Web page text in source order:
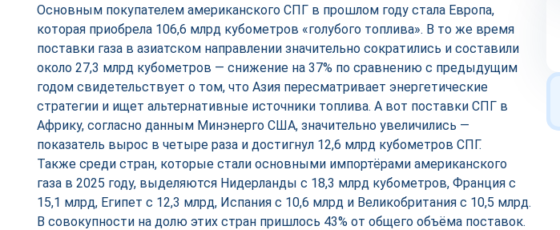
Основным покупателем американского СПГ в прошлом году стала Европа,
которая приобрела 106,6 млрд кубометров «голубого топлива». В то же время
поставки газа в азиатском направлении значительно сократились и составили
около 27,3 млрд кубометров — снижение на 37% по сравнению с предыдущим
годом свидетельствует о том, что Азия пересматривает энергетические
стратегии и ищет альтернативные источники топлива. А вот поставки СПГ в
Африку, согласно данным Минэнерго США, значительно увеличились —
показатель вырос в четыре раза и достигнул 12,6 млрд кубометров СПГ.
Также среди стран, которые стали основными импортёрами американского
газа в 2025 году, выделяются Нидерланды с 18,3 млрд кубометров, Франция с
15,1 млрд, Египет с 12,3 млрд, Испания с 10,6 млрд и Великобритания с 10,5 млрд.
В совокупности на долю этих стран пришлось 43% от общего объёма поставок.